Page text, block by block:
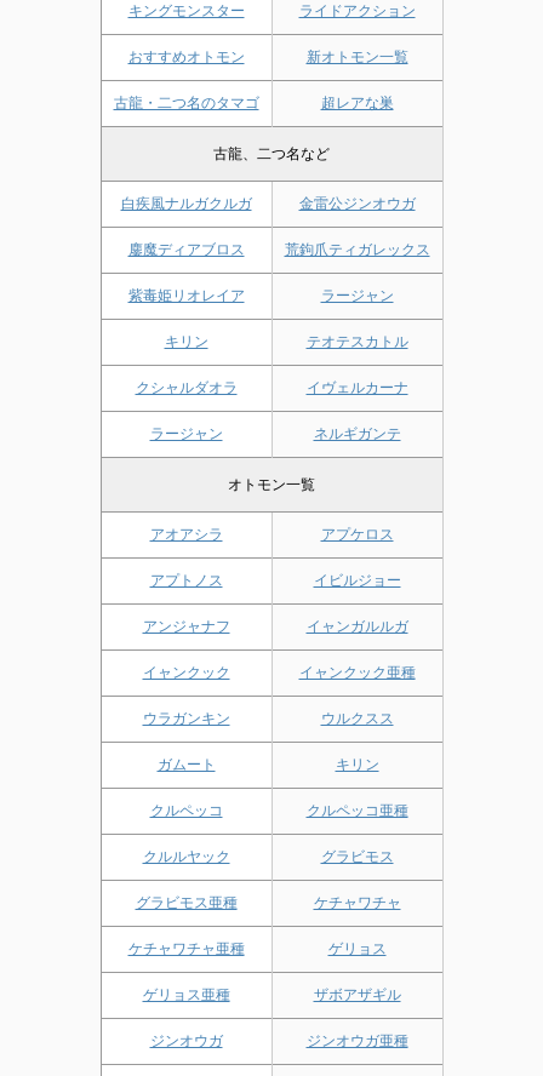
キングモンスター ライドアクション
おすすめオトモン 新オトモン一覧
古龍・二つ名のタマゴ 超レアな巣
古龍、二つ名など
白疾風ナルガクルガ 金雷公ジンオウガ
鏖魔ディアブロス 荒鉤爪ティガレックス
紫毒姫リオレイア ラージャン
キリン テオテスカトル
クシャルダオラ イヴェルカーナ
ラージャン ネルギガンテ
オトモン一覧
アオアシラ アプケロス
アプトノス イビルジョー
アンジャナフ イャンガルルガ
イャンクック イャンクック亜種
ウラガンキン ウルクスス
ガムート キリン
クルペッコ クルペッコ亜種
クルルヤック グラビモス
グラビモス亜種 ケチャワチャ
ケチャワチャ亜種 ゲリョス
ゲリョス亜種 ザボアザギル
ジンオウガ ジンオウガ亜種